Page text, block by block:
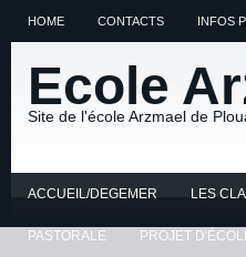
HOME CONTACTS INFOS
Ecole
Site de l'école Arzmael de
ACCUEIL/DEGEMER LES
PASTORALE PROJET